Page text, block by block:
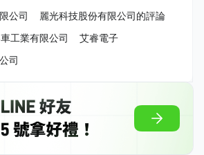
公司
麗光科技股份有限公司的評論
工業有限公司
艾睿電子
司